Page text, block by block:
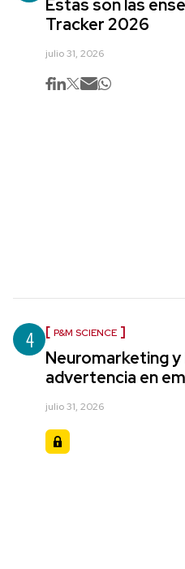
Estas son las
Tracker 2026
julio 31, 2026
4 P&M SCIENCE
Neuromarketing
advertencia en
julio 31, 2026